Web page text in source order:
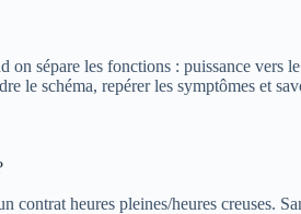
on sépare les fonctions : puissance vers
le schéma, repérer les symptômes et
heures pleines/heures creuses.